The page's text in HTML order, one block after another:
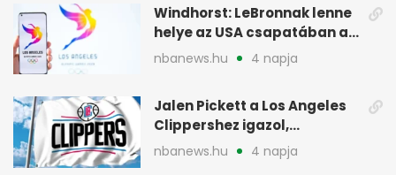
Windhorst: LeBronnak lenne
helye az USA csapatában a
2028-as olimpián
nbanews.hu 4 napja
Jalen Pickett a Los Angeles
Clippershez igazol,
kétirányú szerződéssel
nbanews.hu 4 napja